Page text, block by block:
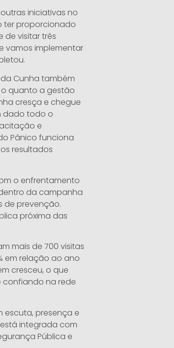
iniciativas no
ter proporcionado
de visitar três
vamos implementar
Cunha também
quanto a gestão
cresça e chegue
dado todo o
e
Pânico funciona
resultados
o enfrentamento
da campanha
de prevenção.
próxima das
mais de 700 visitas
em relação ao ano
cresceu, o que
confiando na rede
escuta, presença e
integrada com
Pública e